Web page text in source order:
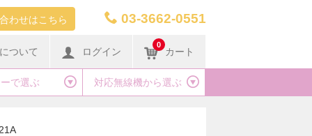
わせはこちら 03-3662-0551
ついて ログイン
0
カート
で選ぶ 対応無線機から選ぶ